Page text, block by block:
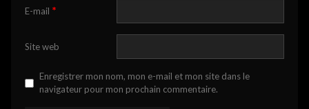
E-mail *
Site web
Enregistrer mon nom, mon e-mail et mon site dans le
navigateur pour mon prochain commentaire.